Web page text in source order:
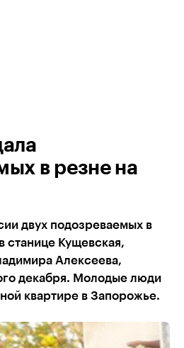
в резне на
двух подозреваемых в
станице Кущевская,
Алексеева,
декабря. Молодые люди
квартире в Запорожье.